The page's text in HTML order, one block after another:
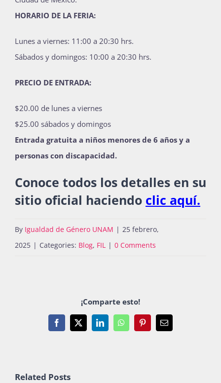
HORARIO DE LA FERIA:
Lunes a viernes: 11:00 a 20:30 hrs.
Sábados y domingos: 10:00 a 20:30 hrs.
PRECIO DE ENTRADA:
$20.00 de lunes a viernes
$25.00 sábados y domingos
Entrada gratuita a niños menores de 6 años y a
personas con discapacidad.
Conoce todos los detalles en su
sitio oficial haciendo clic aquí.
By Igualdad de Género UNAM | 25 febrero,
2025 | Categories: Blog, FIL | 0 Comments
¡Comparte esto!
Facebook
X LinkedInWhatsAppPinterestEmail
Related Posts